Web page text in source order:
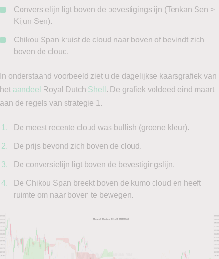
Conversielijn ligt boven de bevestigingslijn (Tenkan Sen >
Kijun Sen).
Chikou Span kruist de cloud naar boven of bevindt zich
boven de cloud.
In onderstaand voorbeeld ziet u de dagelijkse kaarsgrafiek van
het aandeel Royal Dutch Shell . De grafiek voldeed eind maart
aan de regels van strategie 1.
De meest recente cloud was bullish (groene kleur).
De prijs bevond zich boven de cloud.
De conversielijn ligt boven de bevestigingslijn.
De Chikou Span breekt boven de kumo cloud en heeft
ruimte om naar boven te bewegen.